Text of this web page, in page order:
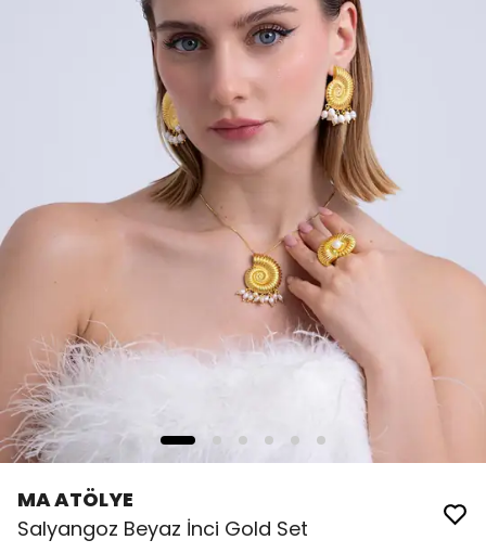
MA ATÖLYE
Salyangoz Beyaz İnci Gold Set